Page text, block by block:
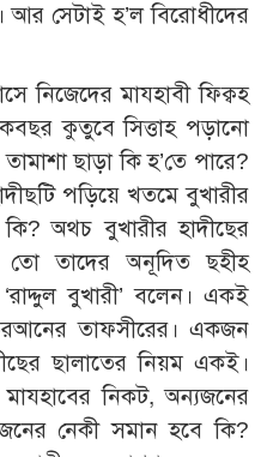
সেটাই হ’ল বিরোধীদের
নিজেদের মাযহাবী ফিক্বহ
কুতুবে সিত্তাহ পড়ানো
ছাড়া কি হ’তে পারে?
পড়িয়ে খতমে বুখারীর
অথচ বুখারীর হাদীছের
তাদের অনূদিত ছহীহ
বুখারী’ বলেন। একই
তাফসীরের। একজন
ছালাতের নিয়ম একই।
নিকট, অন্যজনের
নেকী সমান হবে কি?